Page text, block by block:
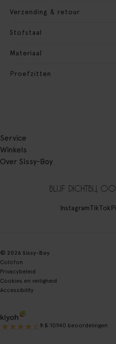
Verzending & retour
Stofstaal
Materiaal
Proefzitten
Service
Winkels
Over Sissy-Boy
BLIJF DICHTBIJ,
InstagramTikTok
© 2026 Sissy-Boy
Colofon
Privacybeleid
Cookies en veiligheid
Accessibility
9.5 10940 beoordelingen